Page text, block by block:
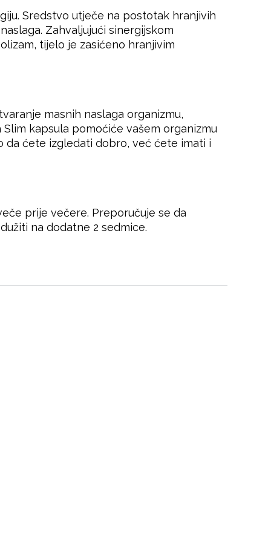
Sredstvo utječe na postotak hranjivih
Zahvaljujući sinergijskom
tijelo je zasićeno hranjivim
masnih naslaga organizmu,
kapsula pomoćiće vašem organizmu
da ćete izgledati dobro, već ćete imati i
prije večere. Preporučuje se da
na dodatne 2 sedmice.